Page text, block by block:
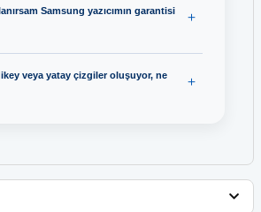
Samsung yazıcımın garantisi
veya yatay çizgiler oluşuyor, ne